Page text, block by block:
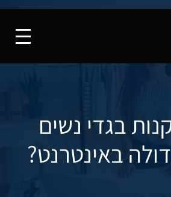
בגדי נשים
באינטרנט?